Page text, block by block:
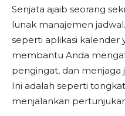
Senjata ajaib seorang
lunak manajemen
seperti aplikasi kalender
membantu Anda
pengingat, dan menjaga
Ini adalah seperti
menjalankan